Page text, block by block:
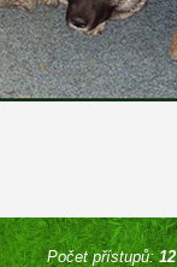
Počet přístupů: